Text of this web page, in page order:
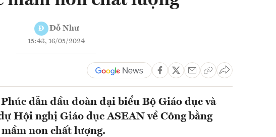
Đ Đỗ Như
15:43, 16/05/2024
dẫn đầu đoàn đại biểu Bộ Giáo dục và
Hội nghị Giáo dục ASEAN về Công bằng
non chất lượng.